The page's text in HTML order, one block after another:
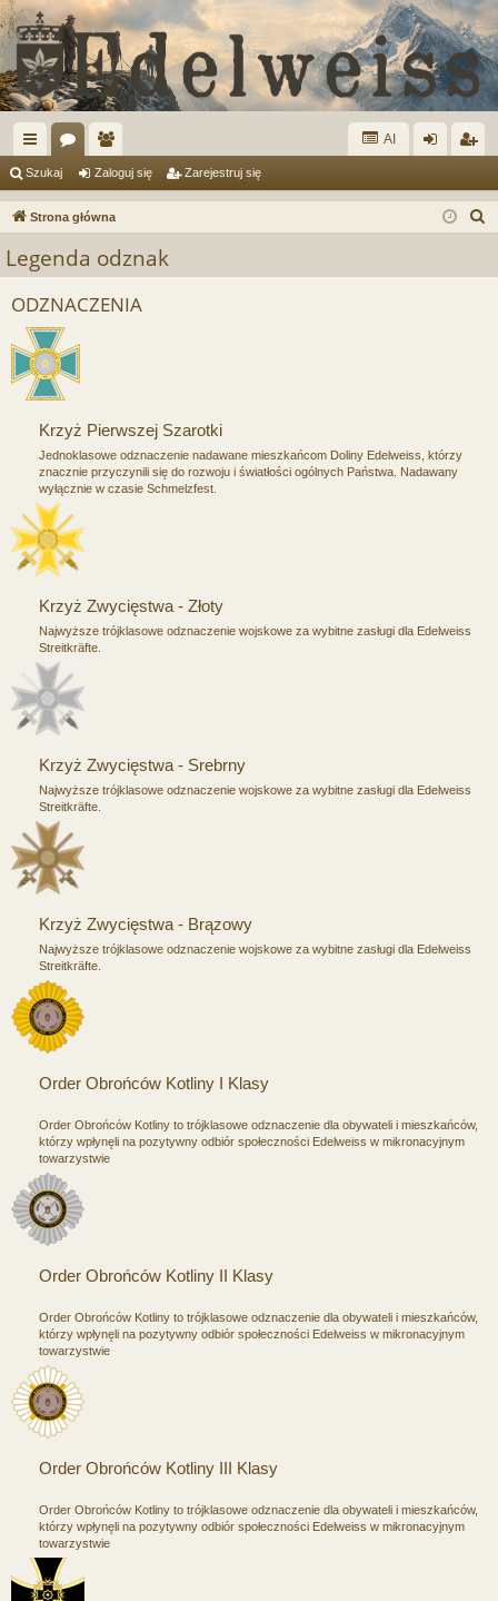
ię
ce
…
or
a
ży
tk
ni
AI
og ej
Szukaj Zaloguj się Zarejestruj się
Strona główna
Legenda odznak
ODZNACZENIA
Krzyż Pierwszej Szarotki
Jednoklasowe odznaczenie nadawane mieszkańcom Doliny Edelweiss, którzy
znacznie przyczynili się do rozwoju i światłości ogólnych Państwa. Nadawany
wyłącznie w czasie Schmelzfest.
Krzyż Zwycięstwa - Złoty
Najwyższe trójklasowe odznaczenie wojskowe za wybitne zasługi dla Edelweiss
Streitkräfte.
Krzyż Zwycięstwa - Srebrny
Najwyższe trójklasowe odznaczenie wojskowe za wybitne zasługi dla Edelweiss
Streitkräfte.
Krzyż Zwycięstwa - Brązowy
Najwyższe trójklasowe odznaczenie wojskowe za wybitne zasługi dla Edelweiss
Streitkräfte.
Order Obrońców Kotliny I Klasy
Order Obrońców Kotliny to trójklasowe odznaczenie dla obywateli i mieszkańców,
którzy wpłynęli na pozytywny odbiór społeczności Edelweiss w mikronacyjnym
towarzystwie
Order Obrońców Kotliny II Klasy
Order Obrońców Kotliny to trójklasowe odznaczenie dla obywateli i mieszkańców,
którzy wpłynęli na pozytywny odbiór społeczności Edelweiss w mikronacyjnym
towarzystwie
Order Obrońców Kotliny III Klasy
Order Obrońców Kotliny to trójklasowe odznaczenie dla obywateli i mieszkańców,
którzy wpłynęli na pozytywny odbiór społeczności Edelweiss w mikronacyjnym
towarzystwie